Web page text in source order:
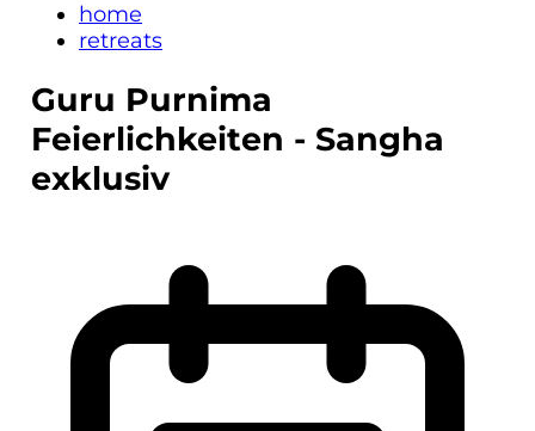
home
retreats
Guru Purnima
Feierlichkeiten - Sangha
exklusiv